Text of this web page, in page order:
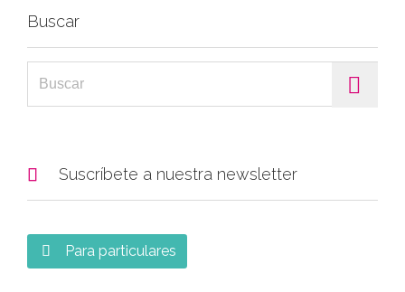
Buscar
 Suscríbete a nuestra newsletter
 Para particulares